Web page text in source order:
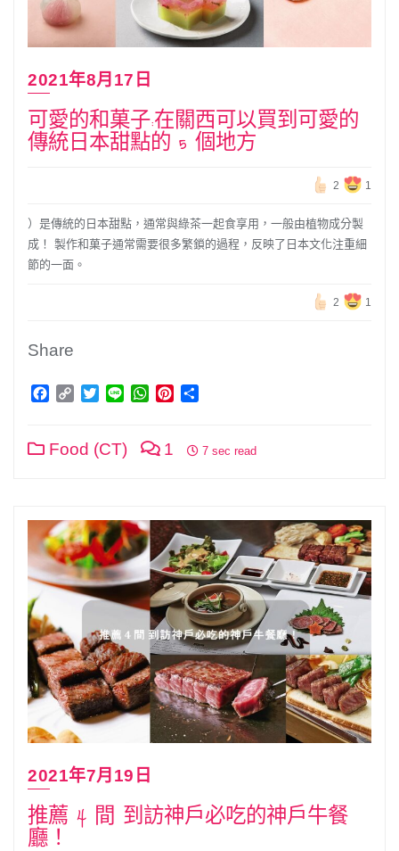
2021年8月17日
可愛的和菓子:在關西可以買到可愛的
傳統日本甜點的 5 個地方
2 1
）是傳統的日本甜點，通常與綠茶一起食享用，一般由植物成分製
成！ 製作和菓子通常需要很多繁鎖的過程，反映了日本文化注重細
節的一面。
2 1
Share
Facebook
Copy TwitterLine WhatsApp
Pinterest
Food (CT) 1 7 sec read
2021年7月19日
推薦 4 間 到訪神戶必吃的神戶牛餐
廳！